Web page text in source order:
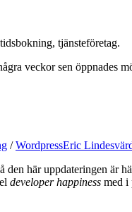
tjänsteföretag.
veckor sen öppnades
/WordpressEric
den här uppdateringen är
developer happiness med i